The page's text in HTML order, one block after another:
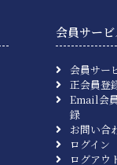
会員サービ
会員サー
正会員登
Email会
録
お問い合
ログイン
ログアウ